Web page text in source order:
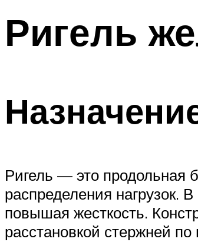
Ригель
Ригель — это продольная
распределения нагрузок.
повышая жесткость.
расстановкой стержней